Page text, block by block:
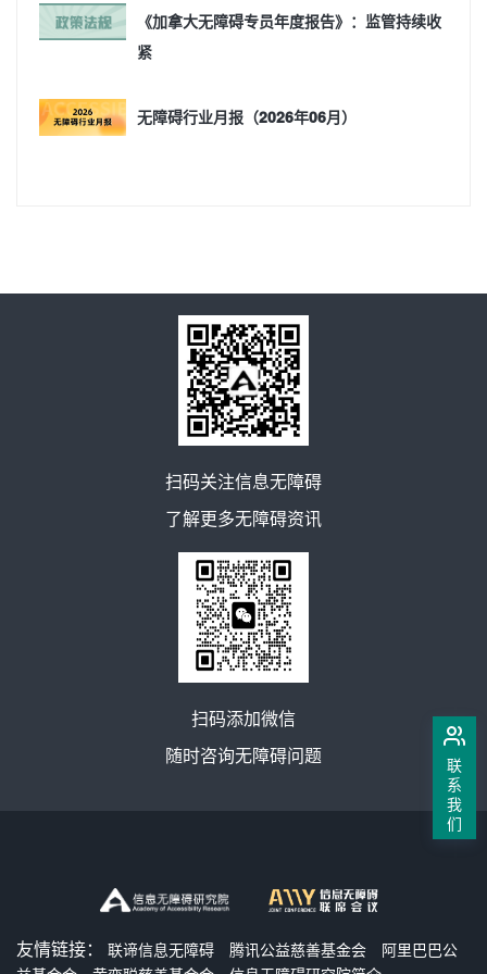
《加拿大无障碍专员年度报告》：监管持续收
紧
无障碍行业月报（2026年06月）
扫码关注信息无障碍
了解更多无障碍资讯
扫码添加微信
随时咨询无障碍问题
友情链接： 联谛信息无障碍 腾讯公益慈善基金会
阿里巴巴公
联
系
我
们